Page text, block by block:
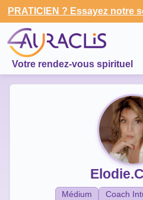
PRATICIEN ? Essayez notre
Votre rendez-vous spirituel
Médium Coach